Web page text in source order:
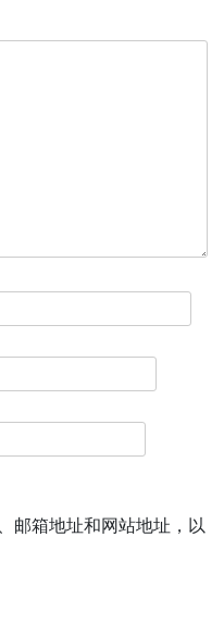
邮箱地址和网站地址，以